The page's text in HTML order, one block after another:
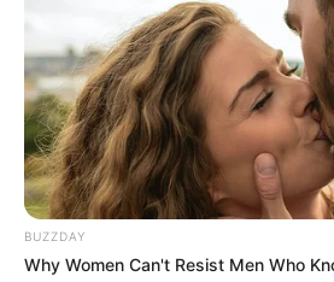
BUZZDAY
Why Women Can't Resist Men Who